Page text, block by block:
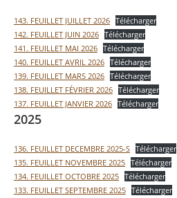
143. FEUILLET JUILLET 2026 Télécharger
142. FEUILLET JUIN 2026 Télécharger
141. FEUILLET MAI 2026 Télécharger
140. FEUILLET AVRIL 2026 Télécharger
139. FEUILLET MARS 2026 Télécharger
138. FEUILLET FÉVRIER 2026 Télécharger
137. FEUILLET JANVIER 2026 Télécharger
2025
136. FEUILLET DECEMBRE 2025-S Télécharger
135. FEUILLET NOVEMBRE 2025 Télécharger
134. FEUILLET OCTOBRE 2025 Télécharger
133. FEUILLET SEPTEMBRE 2025 Télécharger